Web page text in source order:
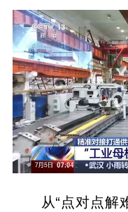
从“点对点解